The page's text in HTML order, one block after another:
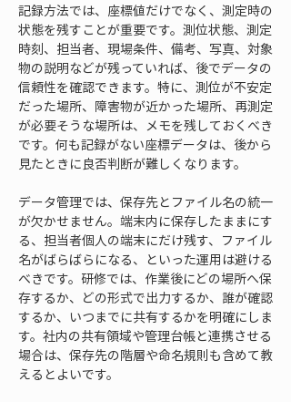
記録方法では、座標値だけでなく、測定時の
状態を残すことが重要です。測位状態、測定
時刻、担当者、現場条件、備考、写真、対象
物の説明などが残っていれば、後でデータの
信頼性を確認できます。特に、測位が不安定
だった場所、障害物が近かった場所、再測定
が必要そうな場所は、メモを残しておくべき
です。何も記録がない座標データは、後から
見たときに良否判断が難しくなります。
データ管理では、保存先とファイル名の統一
が欠かせません。端末内に保存したままにす
る、担当者個人の端末にだけ残す、ファイル
名がばらばらになる、といった運用は避ける
べきです。研修では、作業後にどの場所へ保
存するか、どの形式で出力するか、誰が確認
するか、いつまでに共有するかを明確にしま
す。社内の共有領域や管理台帳と連携させる
場合は、保存先の階層や命名規則も含めて教
えるとよいです。